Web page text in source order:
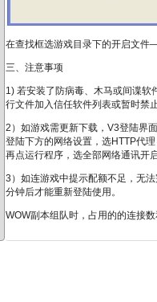
在查找框选游戏目录下的开启文
三、注意事项
1) 若安装了防病毒、木马或间谍
行文件加入信任软件列表或暂时禁
2）如游戏需更新下载，V3登陆界
登陆下方的网络设置，选HTTP代
再点运行程序，选全部网络通讯开
3）如连游戏中提示配额不足，无
分钟后才能重新登陆使用。
WOW副本组队时，占用的的连接